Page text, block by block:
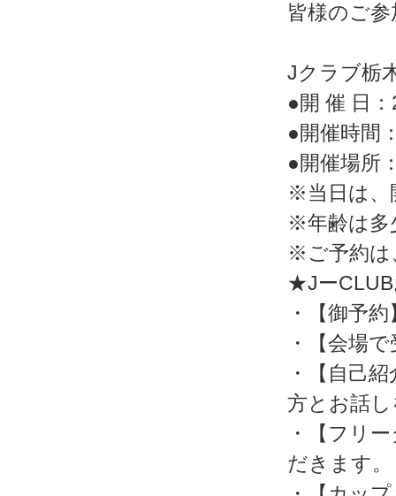
皆様のご
Jクラブ栃
●開 催 日
●開催時間
●開催場所
※当日は、
※年齢は多
※ご予約は
★Jー
・【御予
・【会場
・【自己
方とお話
・【フリ
だきます。